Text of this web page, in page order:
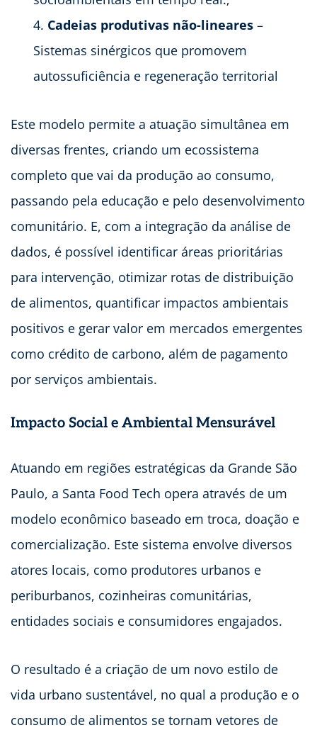
Cadeias produtivas não-lineares –
Sistemas sinérgicos que promovem
autossuficiência e regeneração territorial
Este modelo permite a atuação simultânea em
diversas frentes, criando um ecossistema
completo que vai da produção ao consumo,
passando pela educação e pelo desenvolvimento
comunitário. E, com a integração da análise de
dados, é possível identificar áreas prioritárias
para intervenção, otimizar rotas de distribuição
de alimentos, quantificar impactos ambientais
positivos e gerar valor em mercados emergentes
como crédito de carbono, além de pagamento
por serviços ambientais.
Impacto Social e Ambiental Mensurável
Atuando em regiões estratégicas da Grande São
Paulo, a Santa Food Tech opera através de um
modelo econômico baseado em troca, doação e
comercialização. Este sistema envolve diversos
atores locais, como produtores urbanos e
periburbanos, cozinheiras comunitárias,
entidades sociais e consumidores engajados.
O resultado é a criação de um novo estilo de
vida urbano sustentável, no qual a produção e o
consumo de alimentos se tornam vetores de